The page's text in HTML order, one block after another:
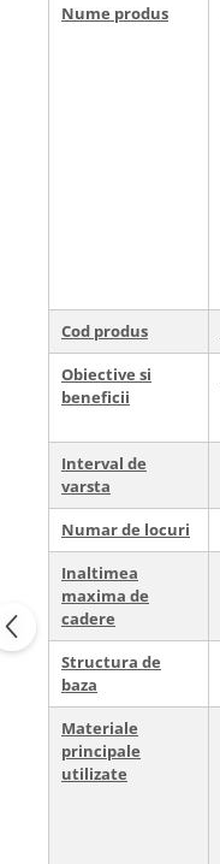
Nume produs
Cod produs
Obiective si
beneficii
Interval de
varsta
Numar de locuri
Inaltimea
maxima de
cadere
Structura de
baza
Materiale
principale
utilizate